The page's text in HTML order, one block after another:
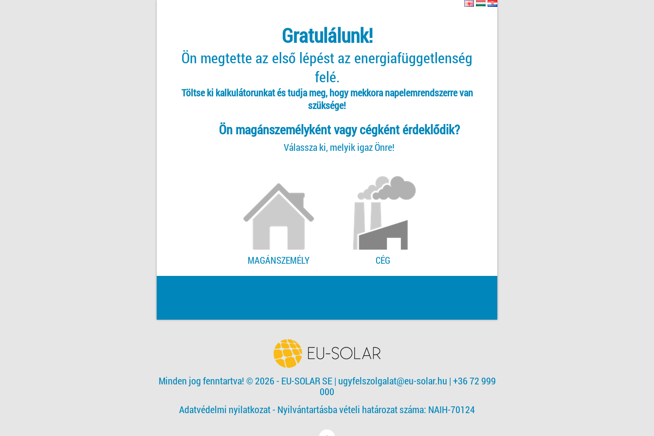
Gratulálunk!
Ön megtette az első lépést az energiafüggetlenség
felé.
Töltse ki kalkulátorunkat és tudja meg, hogy mekkora napelemrendszerre van
szüksége!
Ön magánszemélyként vagy cégként érdeklődik?
Válassza ki, melyik igaz Önre!
MAGÁNSZEMÉLY CÉG
Minden jog fenntartva! © 2026 - EU-SOLAR SE| ugyfelszolgalat@eu-solar.hu | +36 72 999
000
Adatvédelmi nyilatkozat - Nyilvántartásba vételi határozat száma: NAIH-70124